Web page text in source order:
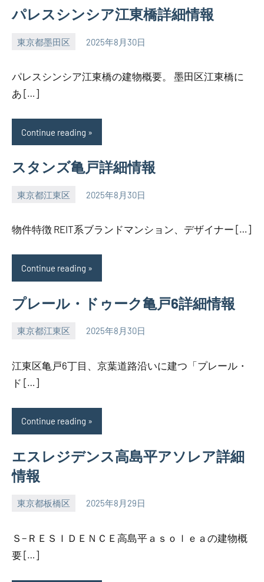
パレスシンシア江東橋詳細情報
東京都墨田区 2025年8月30日
SEZIMO
パレスシンシア江東橋の建物概要。 墨田区江東橋に
あ […]
Continue reading
スタンズ亀戸詳細情報
東京都江東区 2025年8月30日
SEZIMO
物件特徴 REIT系ブランドマンション、デザイナー […]
Continue reading
プレール・ドゥーク亀戸6詳細情報
東京都江東区 2025年8月30日
SEZIMO
江東区亀戸6丁目、京葉道路沿いに建つ「プレール・
ド […]
Continue reading
エスレジデンス高島平アソレア詳細
情報
東京都板橋区 2025年8月29日
SEZIMO
Ｓ−ＲＥＳＩＤＥＮＣＥ高島平ａｓｏｌｅａの建物概
要 […]